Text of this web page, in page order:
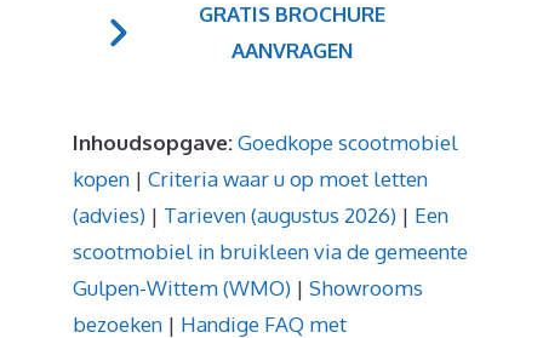
GRATIS BROCHURE
AANVRAGEN
Inhoudsopgave:Goedkope scootmobiel
kopen | Criteria waar u op moet letten
(advies) | Tarieven (augustus 2026) | Een
scootmobiel in bruikleen via de gemeente
Gulpen-Wittem (WMO) | Showrooms
bezoeken | Handige FAQ met